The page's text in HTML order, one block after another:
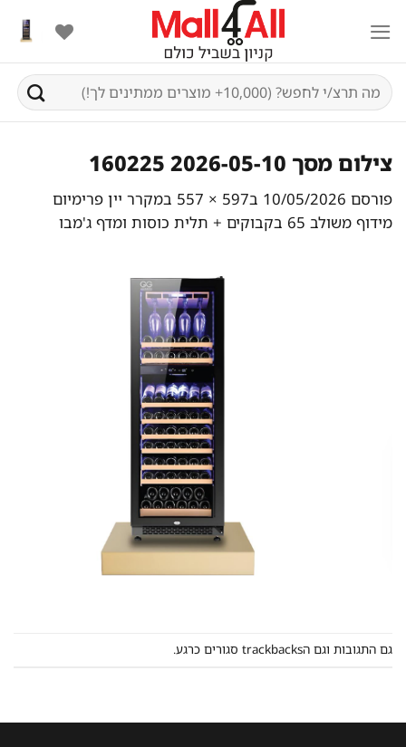
content
חיפוש
עבור:
צילום מסך 2026-05-10 160225
פורסם 10/05/2026 ב597 × 557 במקרר יין פרימיום
מידוף משולב 65 בקבוקים + תלית כוסות ומדף ג'מבו
גם התגובות וגם הtrackbacks סגורים כרגע.